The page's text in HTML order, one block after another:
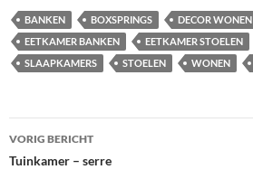
BANKEN BOXSPRINGS DECOR WONEN
EETKAMER BANKEN
EETKAMER STOELEN
SLAAPKAMERS
STOELEN WONEN
Bericht
navigatie
VORIG BERICHT
Tuinkamer – serre